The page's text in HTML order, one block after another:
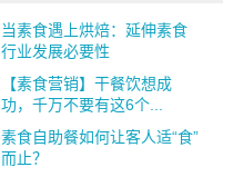
当素食遇上烘焙：延伸素食
行业发展必要性
【素食营销】干餐饮想成
功，千万不要有这6个...
素食自助餐如何让客人适“食”
而止？